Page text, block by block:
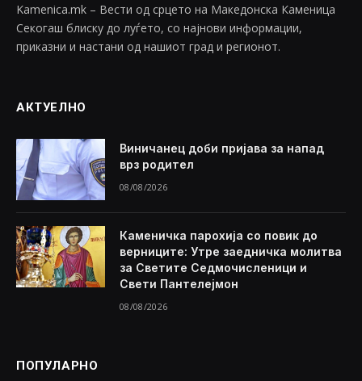
Kamenica.mk – Вести од срцето на Македонска Каменица
Секогаш блиску до луѓето, со најнови информации,
приказни и настани од нашиот град и регионот.
АКТУЕЛНО
Виничанец доби пријава за напад
врз родител
08/08/2026
Каменичка парохија со повик до
верниците: Утре заедничка молитва
за Светите Седмочисленици и
Свети Пантелејмон
08/08/2026
ПОПУЛАРНО